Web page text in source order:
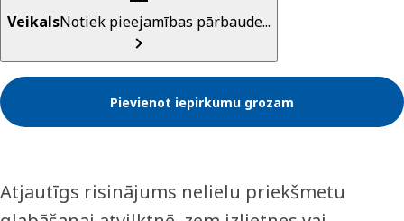
VeikalsNotiek pieejamības pārbaude...
Pievienot iepirkumu grozam
Atjautīgs risinājums nelielu priekšmetu